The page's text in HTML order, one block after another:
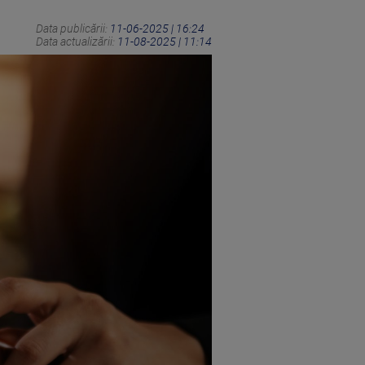
Data publicării: 11-06-2025 | 16:24
Data actualizării: 11-08-2025 | 11:14